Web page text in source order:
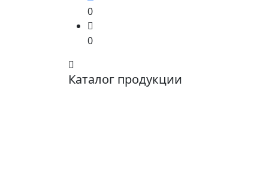
0
0
Каталог продукции